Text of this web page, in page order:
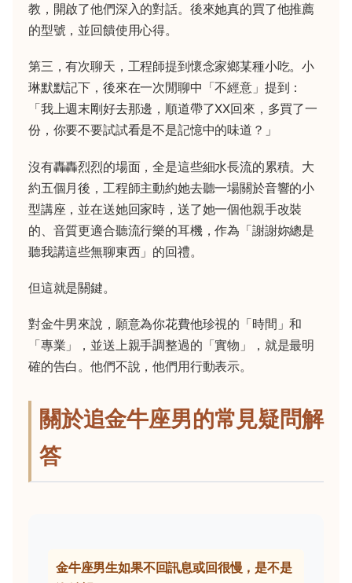
教，開啟了他們深入的對話。後來她真的買了他推薦
的型號，並回饋使用心得。
第三，有次聊天，工程師提到懷念家鄉某種小吃。小
琳默默記下，後來在一次閒聊中「不經意」提到：
「我上週末剛好去那邊，順道帶了XX回來，多買了一
份，你要不要試試看是不是記憶中的味道？」
沒有轟轟烈烈的場面，全是這些細水長流的累積。大
約五個月後，工程師主動約她去聽一場關於音響的小
型講座，並在送她回家時，送了她一個他親手改裝
的、音質更適合聽流行樂的耳機，作為「謝謝妳總是
聽我講這些無聊東西」的回禮。
但這就是關鍵。
對金牛男來說，願意為你花費他珍視的「時間」和
「專業」，並送上親手調整過的「實物」，就是最明
確的告白。他們不說，他們用行動表示。
關於追金牛座男的常見疑問解
答
金牛座男生如果不回訊息或回很慢，是不是